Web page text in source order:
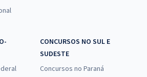
CONCURSOS NO SUL E
SUDESTE
Concursos no Paraná